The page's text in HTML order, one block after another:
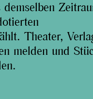
demselben
Theater,
melden und